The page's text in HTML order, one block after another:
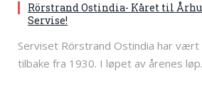
Rörstrand Ostindia- Kåret til
Servise!
Serviset Rörstrand Ostindia har
tilbake fra 1930. I løpet av årenes